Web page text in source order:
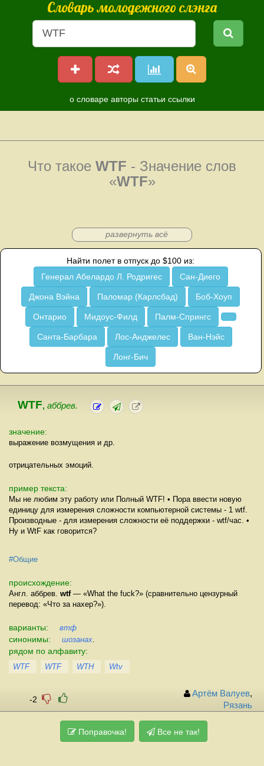
Словарь молодежного слэнга
о словаре авторы статьи ссылки
Что такое WTF - Значение слов
«WTF»
развернуть всё
Найти полет в отпуск до $100 из:
Генерал Абелардо Л. Родригес
Сан-Диего
Джона Вэйна Паломар (Карлсбад) Боб-Хоуп
Онтарио Мидоус-Филд Палм-Спрингс
Санта-Барбара Лос-Анджелес Ван-Нэйс
Лонг-Бич
WTF, аббрев.
значение:
выражение возмущения и др.
отрицательных эмоций.
пример текста:
Мы не любим эту работу или Полный WTF! • Пора ввести новую
единицу для измерения сложности компьютерной системы - 1 wtf.
Производные - для измерения сложности её поддержки - wtf/час. •
Ну и WtF как говорится?
#Общие
происхождение:
Англ. аббрев. wtf— «What the fuck?» (сравнительно цензурный
перевод: «Что за нахер?»).
варианты: втф
синонимы: шозанах
рядом по алфавиту:
WTF WTF WTH Wtv
-2
Артём Валуев,
Рязань
Поправочка! Все не так!